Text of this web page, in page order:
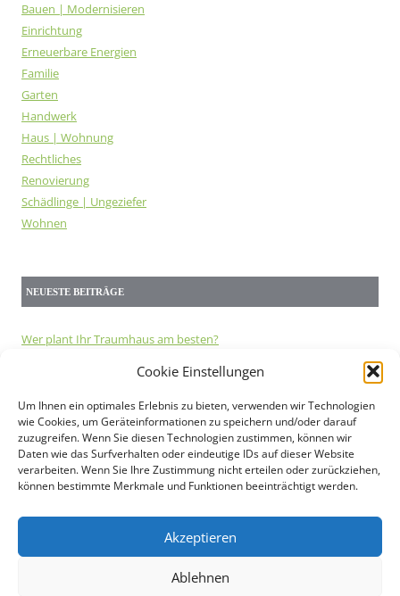
Cookie Einstellungen
Um Ihnen ein optimales Erlebnis zu bieten, verwenden wir Technologien
wie Cookies, um Geräteinformationen zu speichern und/oder darauf
zuzugreifen. Wenn Sie diesen Technologien zustimmen, können wir
Daten wie das Surfverhalten oder eindeutige IDs auf dieser Website
verarbeiten. Wenn Sie Ihre Zustimmung nicht erteilen oder zurückziehen,
können bestimmte Merkmale und Funktionen beeinträchtigt werden.
Akzeptieren
Ablehnen
Bauen | Modernisieren
Einrichtung
Erneuerbare Energien
Familie
Garten
Handwerk
Haus | Wohnung
Rechtliches
Renovierung
Schädlinge | Ungeziefer
Wohnen
NEUESTE BEITRÄGE
Wer plant Ihr Traumhaus am besten?
Die Geräuschentwicklung von Wärmepumpen
Beim Hausbau an die Haustiere denken
Baurecht und Genehmigungen in Deutschland
Wie groß sollte eine Solaranlage sein?
Doppelstabmattenzaun oder lieber Staketenzaun
Kann energetisiertes Wasser die Gesundheit fördern